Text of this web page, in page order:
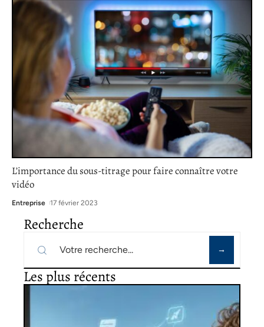
L’importance du sous-titrage pour faire connaître votre
vidéo
Entreprise 17 février 2023
Recherche
Les plus récents